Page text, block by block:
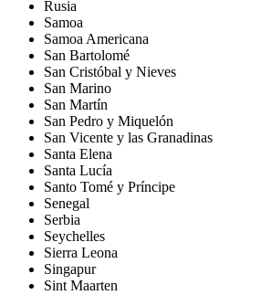
Rusia
Samoa
Samoa Americana
San Bartolomé
San Cristóbal y Nieves
San Marino
San Martín
San Pedro y Miquelón
San Vicente y las Granadinas
Santa Elena
Santa Lucía
Santo Tomé y Príncipe
Senegal
Serbia
Seychelles
Sierra Leona
Singapur
Sint Maarten